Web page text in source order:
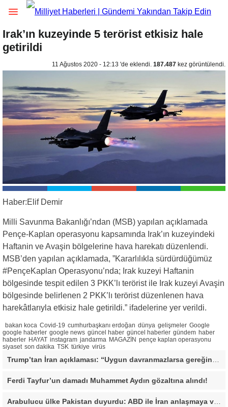
Irak’ın kuzeyinde 5 terörist etkisiz hale
getirildi
11 Ağustos 2020 - 12:13 'de eklendi. 187.487 kez görüntülendi.
Haber:Elif Demir
Milli Savunma Bakanlığı’ndan (MSB) yapılan açıklamada
Pençe-Kaplan operasyonu kapsamında Irak’ın kuzeyindeki
Haftanin ve Avaşin bölgelerine hava harekatı düzenlendi.
MSB’den yapılan açıklamada, ”Kararlılıkla sürdürdüğümüz
#PençeKaplan Operasyonu’nda; Irak kuzeyi Haftanin
bölgesinde tespit edilen 3 PKK’lı terörist ile Irak kuzeyi Avaşin
bölgesinde belirlenen 2 PKK’lı terörist düzenlenen hava
harekâtlarıyla etkisiz hale getirildi.” ifadelerine yer verildi.
bakan koca Covid-19 cumhurbaşkanı erdoğan dünya gelişmeler Google
google haberler google news güncel haber güncel haberler gündem haber
haberler HAYAT instagram jandarma MAGAZİN pençe kaplan operasyonu
siyaset son dakika TSK türkiye virüs
Trump’tan İran açıklaması: “Uygun davranmazlarsa gereğini yaparım”
Ferdi Tayfur’un damadı Muhammet Aydın gözaltına alındı!
Arabulucu ülke Pakistan duyurdu: ABD ile İran anlaşmaya vardı